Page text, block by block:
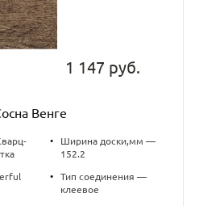
1 147 руб.
Венге
•
Ширина доски,мм —
152.2
•
Тип соединения —
клеевое